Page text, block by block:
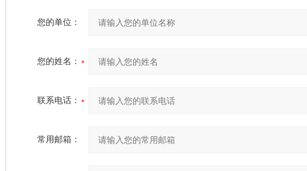
您的单位：
您的姓名：
联系电话：
常用邮箱：